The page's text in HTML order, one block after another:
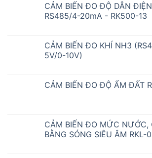
CẢM BIẾN ĐO ĐỘ DẪN
RS485/4-20mA - RK500-13
CẢM BIẾN ĐO KHÍ NH3
5V/0-10V)
CẢM BIẾN ĐO ĐỘ ẨM ĐẤT
CẢM BIẾN ĐO MỨC NƯỚC,
BẰNG SÓNG SIÊU ÂM RKL-